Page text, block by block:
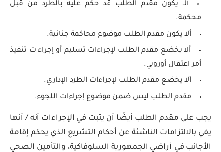
ألا يكون مقدم الطلب قد حكم عليه بالطرد من قبل
محكمة.
ألا يكون مقدم الطلب موضوع محاكمة جنائية.
ألا يخضع مقدم الطلب لإجراءات تسليم أو إجراءات تنفيذ
أمر اعتقال أوروبي.
ألا يخضع مقدم الطلب لإجراءات الطرد الإداري.
مقدم الطلب ليس ضمن موضوع إجراءات اللجوء.
يجب على مقدم الطلب أيضًا أن يثبت في الإجراءات أنه / أنها
يفي بالالتزامات الناشئة عن أحكام التشريع الذي يحكم إقامة
الأجانب في أراضي الجمهورية السلوفاكية، والتأمين الصحي